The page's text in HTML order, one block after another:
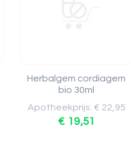
Herbalgem cordiagem
bio 30ml
Apotheekprijs: € 22,95
€ 19,51